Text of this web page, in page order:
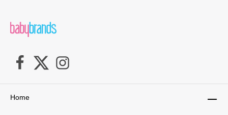
Home